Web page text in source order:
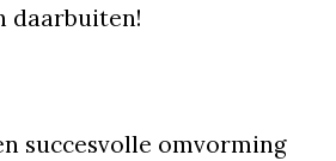
daarbuiten!
succesvolle omvorming